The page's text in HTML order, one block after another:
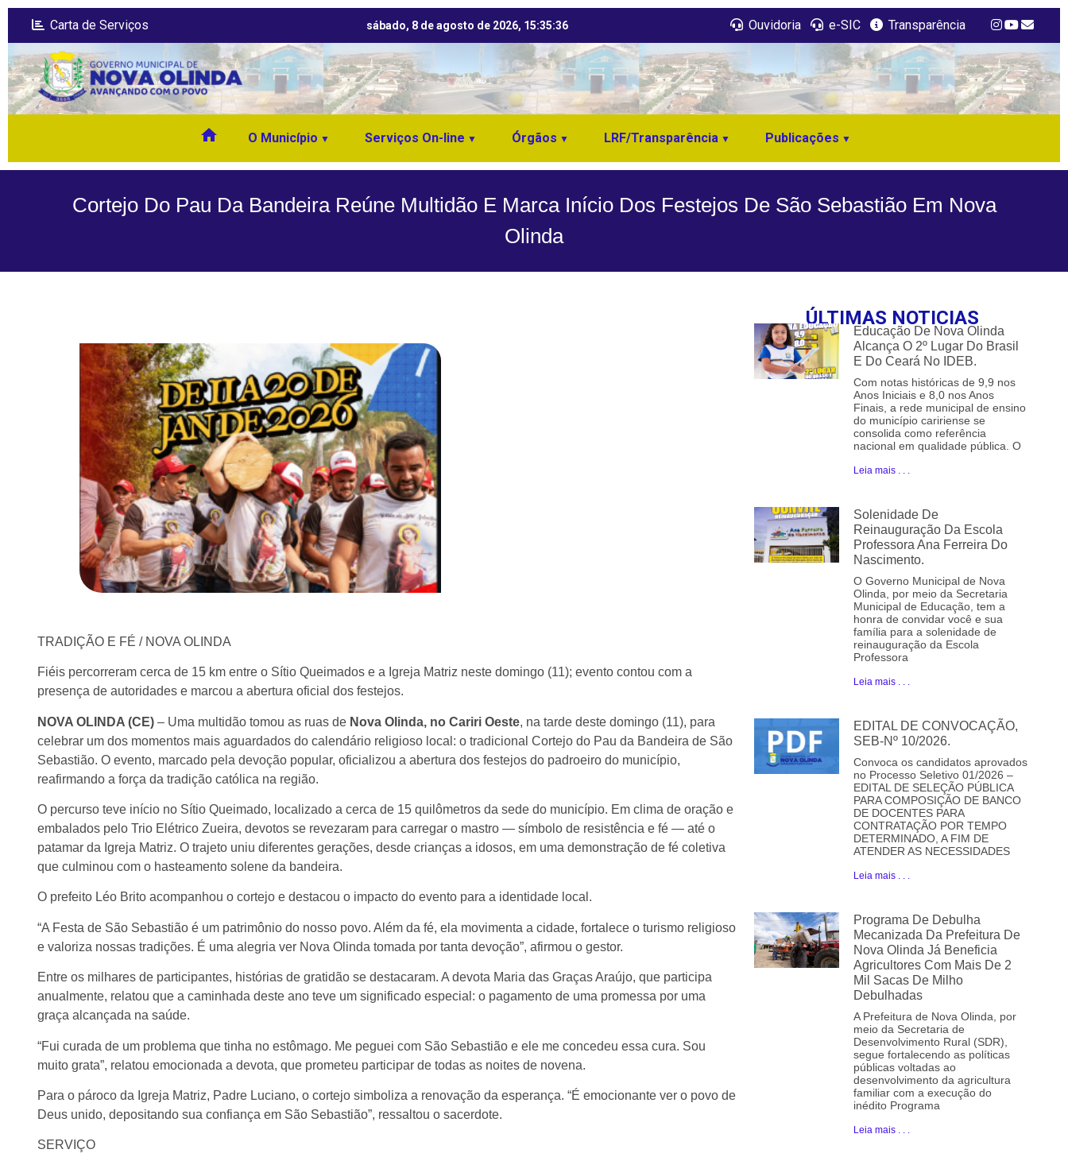
Carta de Serviços sábado, 8 de agosto de 2026, 15:35:37 Ouvidoria e-SIC Transparência
home O Município Serviços On-line Órgãos LRF/Transparência Publicações
Cortejo Do Pau Da Bandeira Reúne Multidão E Marca Início Dos Festejos De São Sebastião Em Nova
Olinda
TRADIÇÃO E FÉ / NOVA OLINDA
Fiéis percorreram cerca de 15 km entre o Sítio Queimados e a Igreja Matriz neste domingo (11); evento contou com a
presença de autoridades e marcou a abertura oficial dos festejos.
NOVA OLINDA (CE) – Uma multidão tomou as ruas de Nova Olinda, no Cariri Oeste, na tarde deste domingo (11), para
celebrar um dos momentos mais aguardados do calendário religioso local: o tradicional Cortejo do Pau da Bandeira de São
Sebastião. O evento, marcado pela devoção popular, oficializou a abertura dos festejos do padroeiro do município,
reafirmando a força da tradição católica na região.
O percurso teve início no Sítio Queimado, localizado a cerca de 15 quilômetros da sede do município. Em clima de oração e
embalados pelo Trio Elétrico Zueira, devotos se revezaram para carregar o mastro — símbolo de resistência e fé — até o
patamar da Igreja Matriz. O trajeto uniu diferentes gerações, desde crianças a idosos, em uma demonstração de fé coletiva
que culminou com o hasteamento solene da bandeira.
O prefeito Léo Brito acompanhou o cortejo e destacou o impacto do evento para a identidade local.
“A Festa de São Sebastião é um patrimônio do nosso povo. Além da fé, ela movimenta a cidade, fortalece o turismo religioso
e valoriza nossas tradições. É uma alegria ver Nova Olinda tomada por tanta devoção”, afirmou o gestor.
Entre os milhares de participantes, histórias de gratidão se destacaram. A devota Maria das Graças Araújo, que participa
anualmente, relatou que a caminhada deste ano teve um significado especial: o pagamento de uma promessa por uma
graça alcançada na saúde.
“Fui curada de um problema que tinha no estômago. Me peguei com São Sebastião e ele me concedeu essa cura. Sou
muito grata”, relatou emocionada a devota, que prometeu participar de todas as noites de novena.
Para o pároco da Igreja Matriz, Padre Luciano, o cortejo simboliza a renovação da esperança. “É emocionante ver o povo de
Deus unido, depositando sua confiança em São Sebastião”, ressaltou o sacerdote.
SERVIÇO
ÚLTIMAS NOTICIAS
Educação De Nova Olinda
Alcança O 2º Lugar Do Brasil
E Do Ceará No IDEB.
Com notas históricas de 9,9 nos
Anos Iniciais e 8,0 nos Anos
Finais, a rede municipal de ensino
do município caririense se
consolida como referência
nacional em qualidade pública. O
Leia mais . . .
Solenidade De
Reinauguração Da Escola
Professora Ana Ferreira Do
Nascimento.
O Governo Municipal de Nova
Olinda, por meio da Secretaria
Municipal de Educação, tem a
honra de convidar você e sua
família para a solenidade de
reinauguração da Escola
Professora
Leia mais . . .
EDITAL DE CONVOCAÇÃO,
SEB-Nº 10/2026.
Convoca os candidatos aprovados
no Processo Seletivo 01/2026 –
EDITAL DE SELEÇÃO PÚBLICA
PARA COMPOSIÇÃO DE BANCO
DE DOCENTES PARA
CONTRATAÇÃO POR TEMPO
DETERMINADO, A FIM DE
ATENDER AS NECESSIDADES
Leia mais . . .
Programa De Debulha
Mecanizada Da Prefeitura De
Nova Olinda Já Beneficia
Agricultores Com Mais De 2
Mil Sacas De Milho
Debulhadas
A Prefeitura de Nova Olinda, por
meio da Secretaria de
Desenvolvimento Rural (SDR),
segue fortalecendo as políticas
públicas voltadas ao
desenvolvimento da agricultura
familiar com a execução do
inédito Programa
Leia mais . . .